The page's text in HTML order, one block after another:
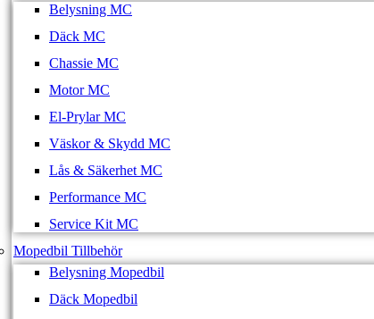
Belysning MC
Däck MC
Chassie MC
Motor MC
El-Prylar MC
Väskor & Skydd MC
Lås & Säkerhet MC
Performance MC
Service Kit MC
Mopedbil Tillbehör
Belysning Mopedbil
Däck Mopedbil